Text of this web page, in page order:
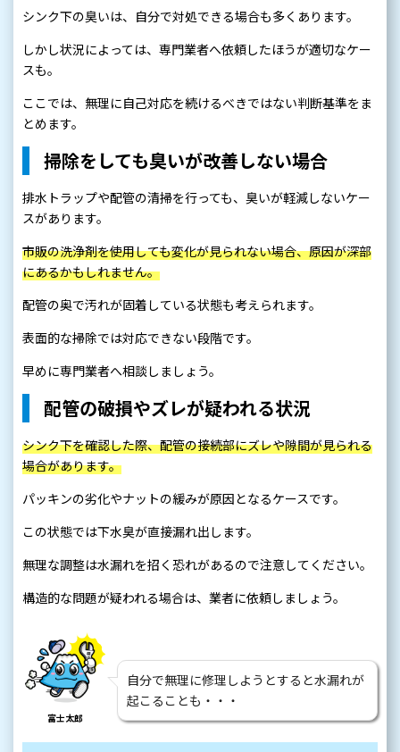
シンク下の臭いは、自分で対処できる場合も多くあります。
しかし状況によっては、専門業者へ依頼したほうが適切なケー
スも。
ここでは、無理に自己対応を続けるべきではない判断基準をま
とめます。
掃除をしても臭いが改善しない場合
排水トラップや配管の清掃を行っても、臭いが軽減しないケー
スがあります。
市販の洗浄剤を使用しても変化が見られない場合、原因が深部
にあるかもしれません。
配管の奥で汚れが固着している状態も考えられます。
表面的な掃除では対応できない段階です。
早めに専門業者へ相談しましょう。
配管の破損やズレが疑われる状況
シンク下を確認した際、配管の接続部にズレや隙間が見られる
場合があります。
パッキンの劣化やナットの緩みが原因となるケースです。
この状態では下水臭が直接漏れ出します。
無理な調整は水漏れを招く恐れがあるので注意してください。
構造的な問題が疑われる場合は、業者に依頼しましょう。
富士太郎
自分で無理に修理しようとすると水漏れが
起こることも・・・